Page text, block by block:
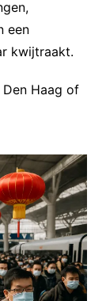
een
kwijtraakt.
Haag of